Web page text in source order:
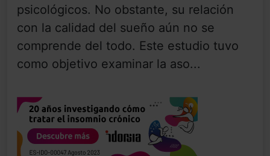
psicológicos. No obstante, su relación
con la calidad del sueño aún no se
comprende del todo. Este estudio tuvo
como objetivo examinar la aso...